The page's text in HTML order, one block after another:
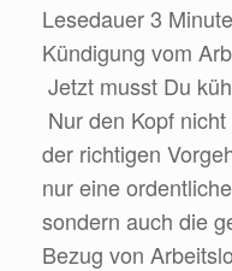
Lesedauer3
Kündigung vom
Jetzt musst Du
Nur den Kopf
der richtigen
nur eine
sondern auch die
Bezug von